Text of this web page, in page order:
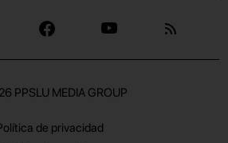
PPSLU MEDIA GROUP
de privacidad